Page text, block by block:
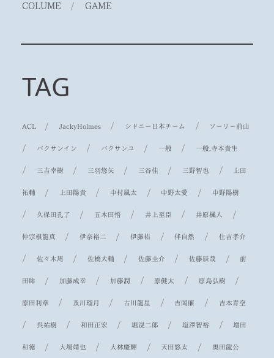
COLUME / GAME
TAG
ACL /JackyHolmes / シドニー日本チーム / ソーリー前山
/ パクサンイン / パクサンユ / 一般 / 一般,寺本貴生
/ 三吉幸樹 / 三羽悠矢 / 三谷佳 / 三野智也 / 上田
祐輔 / 上田陽貴 / 中村風太 / 中野太愛 / 中野陽樹
/ 久保田孔了 / 五木田悟 / 井上至臣 / 井原楓人 /
仲宗根龍真 /伊奈裕二 /伊藤祐 /伴自然 / 住吉孝介
/ 佐々木周 / 佐橋大輔 /佐藤圭介 /佐藤辰哉 / 前
田眸 / 加藤成幸 / 加藤潤 / 原健太 / 原島弘樹 /
原田利章 / 及川瑠月 / 古川龍星 / 吉岡廉 / 吉本青空
/ 呉祐樹 / 和田正宏 /堀滉二郎 /塩澤智裕 /増田
和徳 / 大場靖也 / 大林慶輝 / 天田悠太 / 奥田龍公